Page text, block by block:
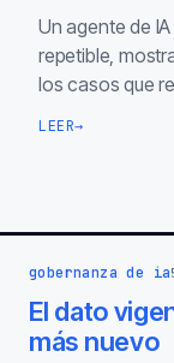
Un agente de
repetible,
los casos que
LEER→
gobernanza de ia
El dato
más nuevo